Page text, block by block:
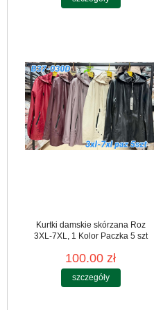
Kurtki damskie skórzana Roz
3XL-7XL, 1 Kolor Paczka 5 szt
100.00 zł
szczegóły